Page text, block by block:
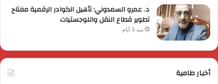
د. عمرو السمدوني: تأهيل الكوادر الرقمية مفتاح
تطوير قطاع النقل واللوجستيات
منذ 3 أيام
أخبار طامية